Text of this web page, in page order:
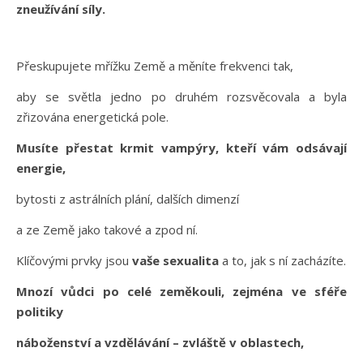
zneužívání síly.
Přeskupujete mřížku Země a měníte frekvenci tak,
aby se světla jedno po druhém rozsvěcovala a byla
zřizována energetická pole.
Musíte přestat krmit vampýry, kteří vám odsávají
energie,
bytosti z astrálních plání, dalších dimenzí
a ze Země jako takové a zpod ní.
Klíčovými prvky jsou vaše sexualita a to, jak s ní zacházíte.
Mnozí vůdci po celé zeměkouli, zejména ve sféře
politiky
náboženství a vzdělávání – zvláště v oblastech,